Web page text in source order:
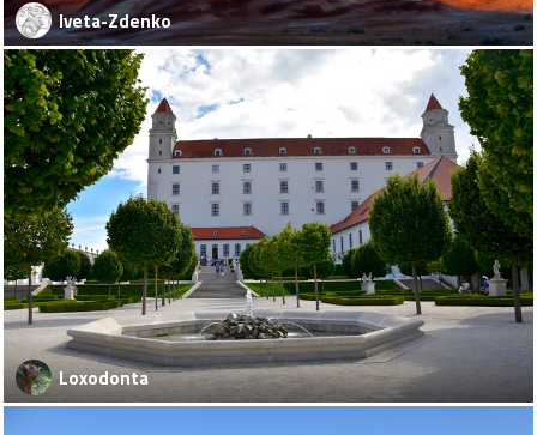
Iveta-Zdenko
Loxodonta